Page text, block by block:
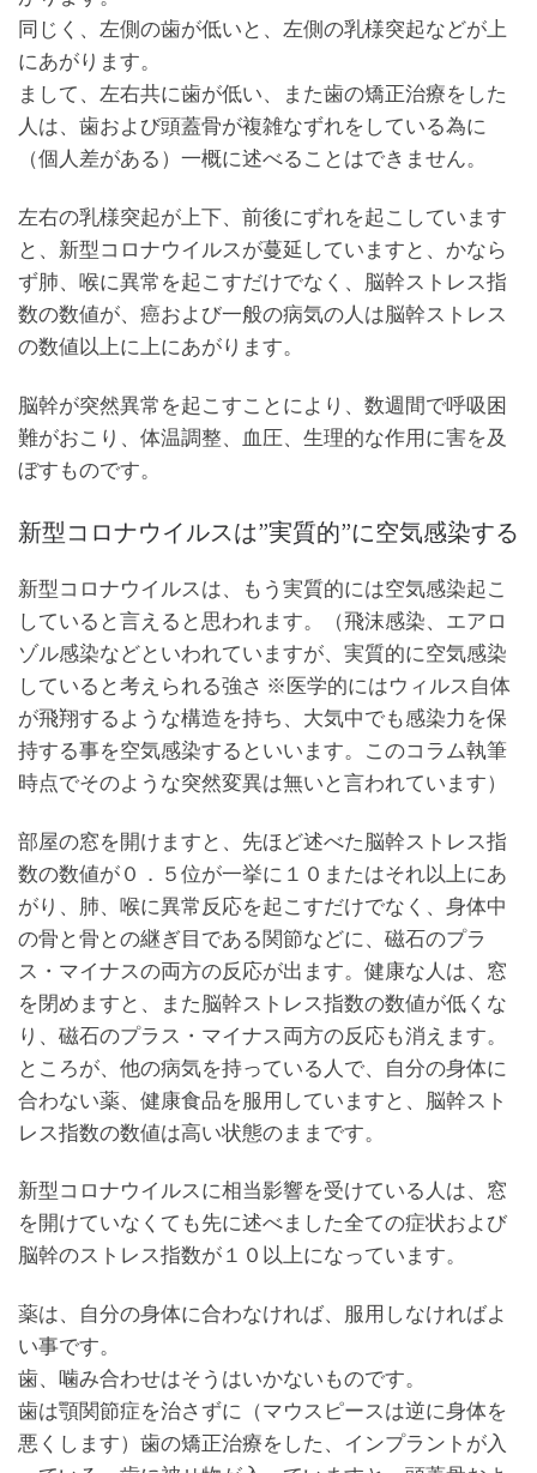
同じく、左側の歯が低いと、左側の乳様突起などが上
にあがります。
まして、左右共に歯が低い、また歯の矯正治療をした
人は、歯および頭蓋骨が複雑なずれをしている為に
（個人差がある）一概に述べることはできません。
左右の乳様突起が上下、前後にずれを起こしています
と、新型コロナウイルスが蔓延していますと、かなら
ず肺、喉に異常を起こすだけでなく、脳幹ストレス指
数の数値が、癌および一般の病気の人は脳幹ストレス
の数値以上に上にあがります。
脳幹が突然異常を起こすことにより、数週間で呼吸困
難がおこり、体温調整、血圧、生理的な作用に害を及
ぼすものです。
新型コロナウイルスは”実質的”に空気感染する
新型コロナウイルスは、もう実質的には空気感染起こ
していると言えると思われます。（飛沫感染、エアロ
ゾル感染などといわれていますが、実質的に空気感染
していると考えられる強さ ※医学的にはウィルス自体
が飛翔するような構造を持ち、大気中でも感染力を保
持する事を空気感染するといいます。このコラム執筆
時点でそのような突然変異は無いと言われています）
部屋の窓を開けますと、先ほど述べた脳幹ストレス指
数の数値が０．５位が一挙に１０またはそれ以上にあ
がり、肺、喉に異常反応を起こすだけでなく、身体中
の骨と骨との継ぎ目である関節などに、磁石のプラ
ス・マイナスの両方の反応が出ます。健康な人は、窓
を閉めますと、また脳幹ストレス指数の数値が低くな
り、磁石のプラス・マイナス両方の反応も消えます。
ところが、他の病気を持っている人で、自分の身体に
合わない薬、健康食品を服用していますと、脳幹スト
レス指数の数値は高い状態のままです。
新型コロナウイルスに相当影響を受けている人は、窓
を開けていなくても先に述べました全ての症状および
脳幹のストレス指数が１０以上になっています。
薬は、自分の身体に合わなければ、服用しなければよ
い事です。
歯、噛み合わせはそうはいかないものです。
歯は顎関節症を治さずに（マウスピースは逆に身体を
悪くします）歯の矯正治療をした、インプラントが入